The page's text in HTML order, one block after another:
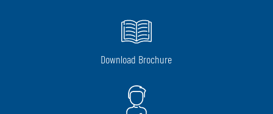
Download Brochure